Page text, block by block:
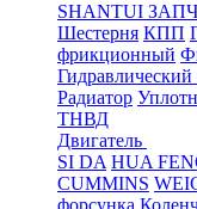
SHANTUI
Шестерня КПП
фрикционный
Гидравлический
Радиатор
ТНВД
Двигатель
SI DA HUA
CUMMINS
форсунка